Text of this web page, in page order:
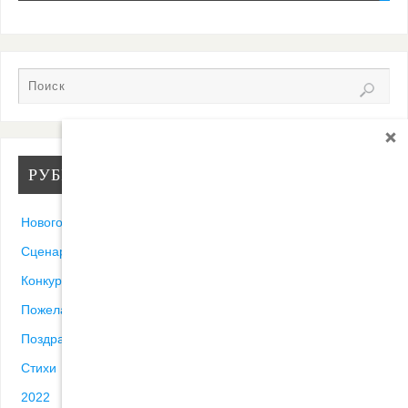
РУБРИКИ
Новогодние песни
Сценарии
Конкурсы
Пожелания
Поздравления
Стихи
2022